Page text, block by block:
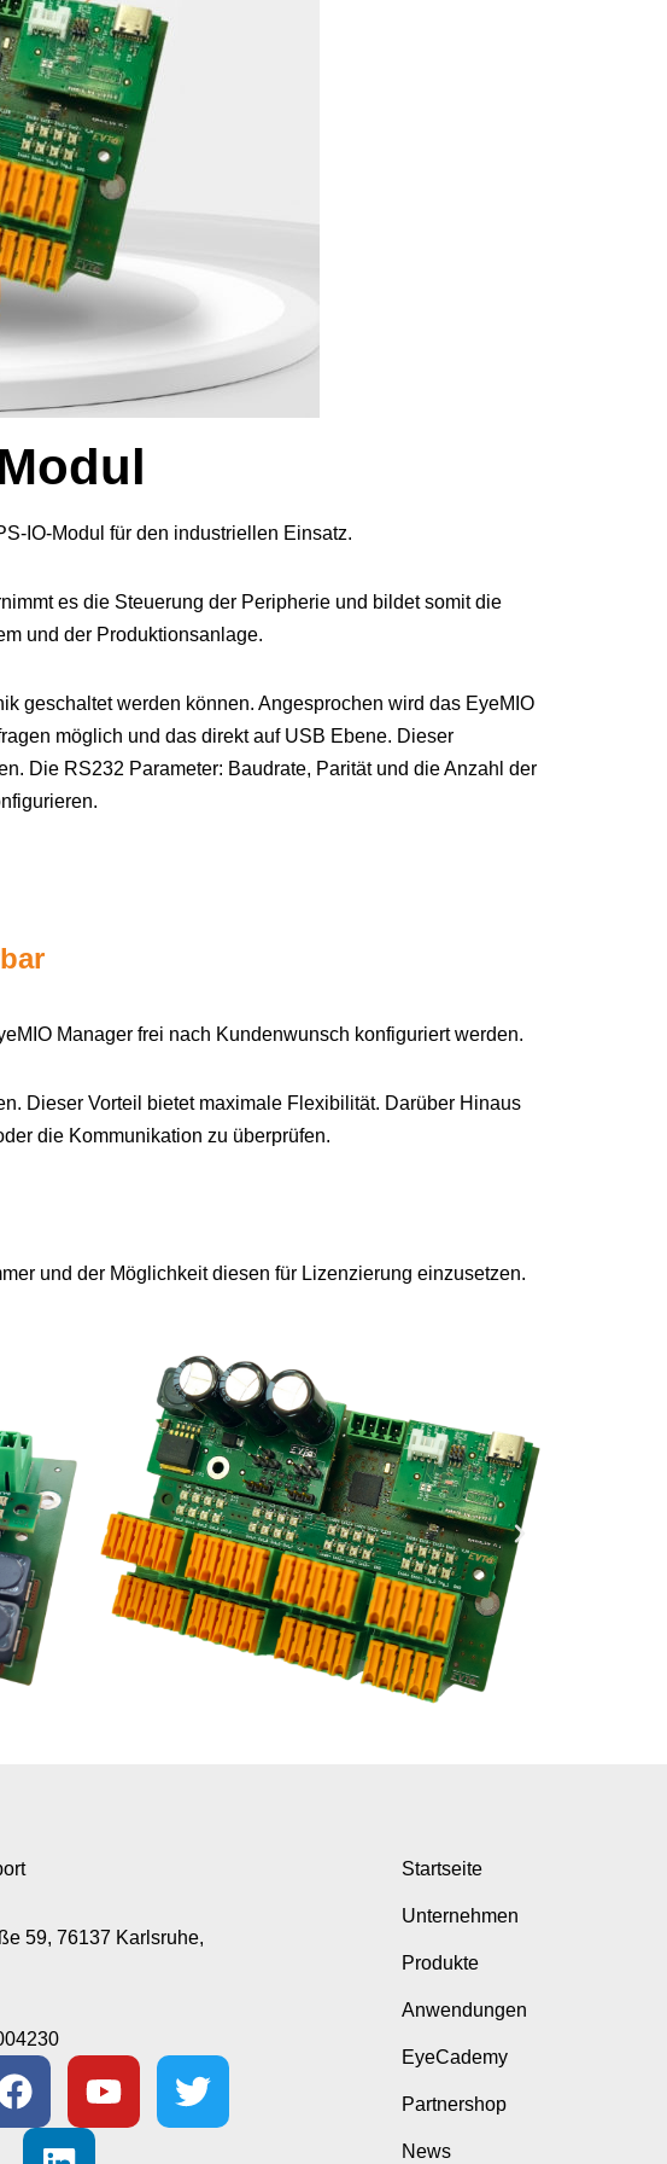
IO-Modul für den industriellen Einsatz.
es die Steuerung der Peripherie und bildet somit die
und der Produktionsanlage.
geschaltet werden können. Angesprochen wird das EyeMIO
möglich und das direkt auf USB Ebene. Dieser
Die RS232 Parameter: Baudrate, Parität und die Anzahl der
Manager frei nach Kundenwunsch konfiguriert werden.
Dieser Vorteil bietet maximale Flexibilität. Darüber Hinaus
die Kommunikation zu überprüfen.
und der Möglichkeit diesen für Lizenzierung einzusetzen.
59, 76137 Karlsruhe,
Startseite
Unternehmen
Produkte
Anwendungen
EyeCademy
Partnershop
News